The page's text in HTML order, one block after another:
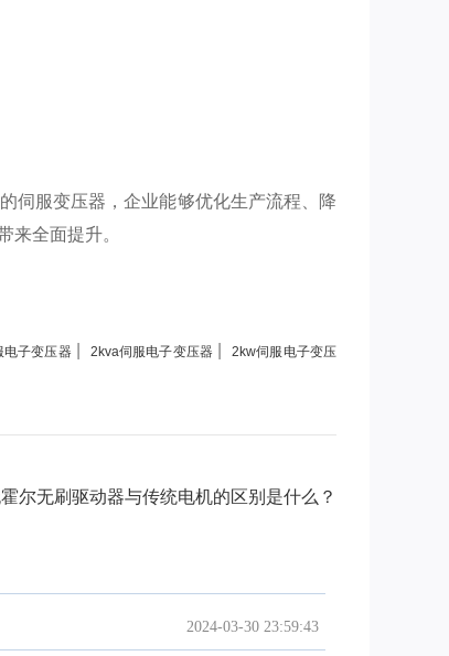
伺服变压器，企业能够优化生产流程、降
全面提升。
电子变压器| 2kva伺服电子变压器 | 2kw伺服电子变压
尔无刷驱动器与传统电机的区别是什么？
2024-03-30 23:59:43